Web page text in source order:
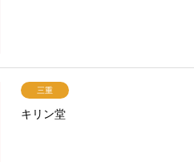
三重
キリン堂